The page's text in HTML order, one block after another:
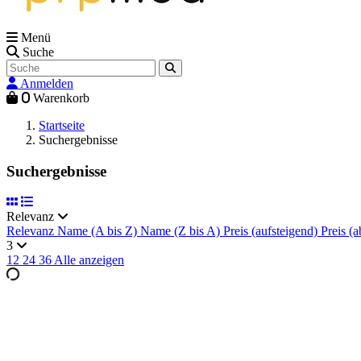
Menü
Suche
Anmelden
0 Warenkorb
Startseite
Suchergebnisse
Suchergebnisse
Relevanz
Relevanz Name (A bis Z) Name (Z bis A) Preis (aufsteigend) Preis
3
12 24 36Alle anzeigen